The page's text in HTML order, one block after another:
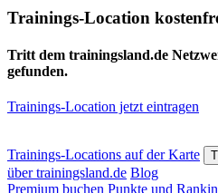
Trainings-Location
Tritt dem trainingsland.de
gefunden.
Trainings-Location jetzt eintragen
Trainings-Locations auf der Karte
über trainingsland.de Blog
Premium buchen Punkte und